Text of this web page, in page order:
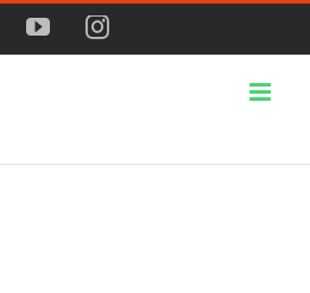
FacebookYouTubeInstagram